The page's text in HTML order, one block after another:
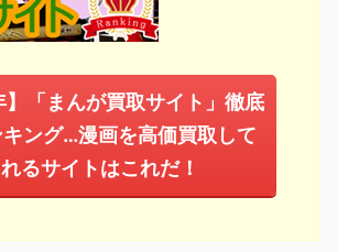
】「まんが買取サイト」徹底
キング…漫画を高価買取して
れるサイトはこれだ！